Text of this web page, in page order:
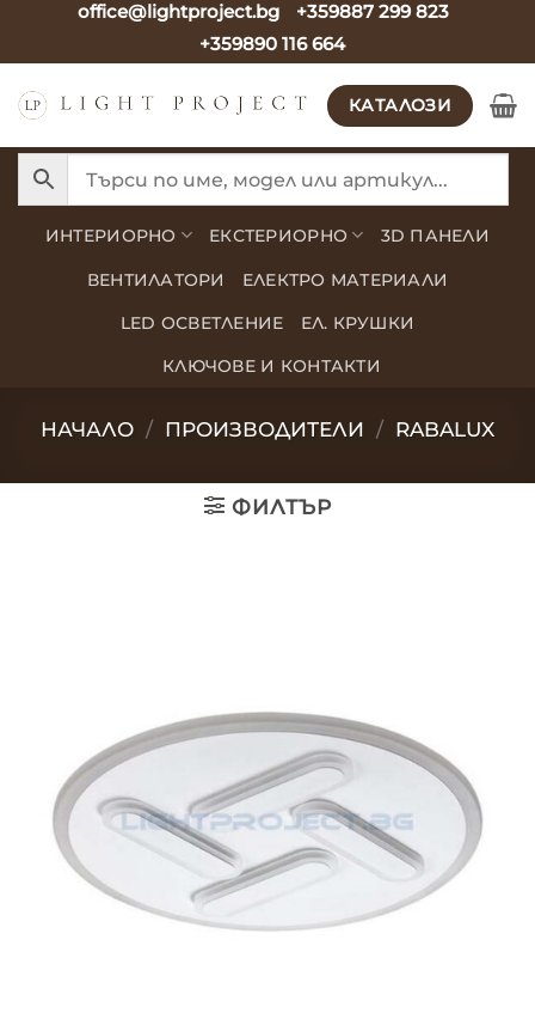
office@lightproject.bg
+359887 299 823
+359890 116 664
КАТАЛОЗИ
ИНТЕРИОРНО ЕКСТЕРИОРНО 3D ПАНЕЛИ
ВЕНТИЛАТОРИ ЕЛЕКТРО МАТЕРИАЛИ
LED ОСВЕТЛЕНИЕ ЕЛ. КРУШКИ
КЛЮЧОВЕ И КОНТАКТИ
НАЧАЛО / ПРОИЗВОДИТЕЛИ / RABALUX
ФИЛТЪР